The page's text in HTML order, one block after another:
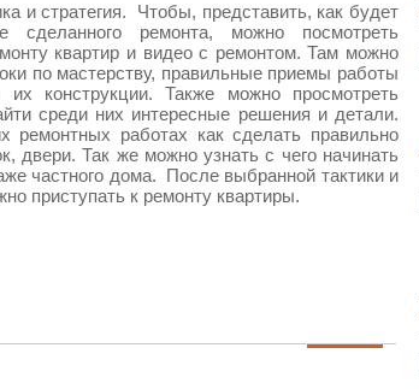
и стратегия. Чтобы, представить, как будет
сделанного ремонта, можно посмотреть
квартир и видео с ремонтом. Там можно
по мастерству, правильные приемы работы
конструкции. Также можно просмотреть
среди них интересные решения и детали.
ремонтных работах как сделать правильно
двери. Так же можно узнать с чего начинать
частного дома. После выбранной тактики и
приступать к ремонту квартиры.